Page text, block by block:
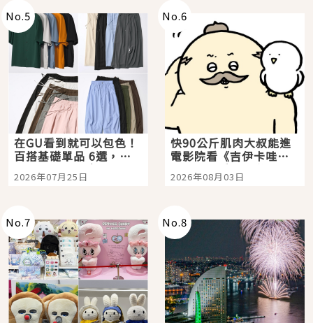
No.5
在GU看到就可以包色！
百搭基礎單品 6選，閉
眼全收也不心疼
2026年07月25日
No.6
快90公斤肌肉大叔能進
電影院看《吉伊卡哇》
嗎？日本重金屬樂團
「打首」會長與nagano
2026年08月03日
No.7 No.8